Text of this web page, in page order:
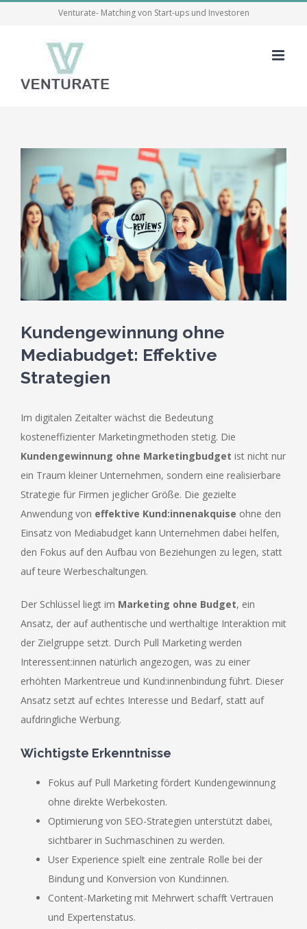
Venturate- Matching von Start-ups und Investoren
Larger
Image
Kundengewinnung ohne
Mediabudget: Effektive
Strategien
Im digitalen Zeitalter wächst die Bedeutung
kosteneffizienter Marketingmethoden stetig. Die
Kundengewinnung ohne Marketingbudget ist nicht nur
ein Traum kleiner Unternehmen, sondern eine realisierbare
Strategie für Firmen jeglicher Größe. Die gezielte
Anwendung von effektive Kund:innenakquise ohne den
Einsatz von Mediabudget kann Unternehmen dabei helfen,
den Fokus auf den Aufbau von Beziehungen zu legen, statt
auf teure Werbeschaltungen.
Der Schlüssel liegt im Marketing ohne Budget, ein
Ansatz, der auf authentische und werthaltige Interaktion mit
der Zielgruppe setzt. Durch Pull Marketing werden
Interessent:innen natürlich angezogen, was zu einer
erhöhten Markentreue und Kund:innenbindung führt. Dieser
Ansatz setzt auf echtes Interesse und Bedarf, statt auf
aufdringliche Werbung.
Wichtigste Erkenntnisse
Fokus auf Pull Marketing fördert Kundengewinnung
ohne direkte Werbekosten.
Optimierung von SEO-Strategien unterstützt dabei,
sichtbarer in Suchmaschinen zu werden.
User Experience spielt eine zentrale Rolle bei der
Bindung und Konversion von Kund:innen.
Content-Marketing mit Mehrwert schafft Vertrauen
und Expertenstatus.